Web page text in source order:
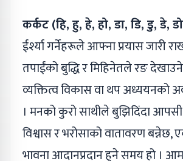
कर्कट (हि, हु, हे, हो, डा, डि, डु, डे,
ईर्श्या गर्नेहरूले आफ्ना प्रयास जारी
तपाईंको बुद्धि र मिहिनेतले रङ
व्यक्तित्व विकास वा थप अध्ययनको
। मनको कुरो साथीले बुझिदिंदा
विश्वास र भरोसाको वातावरण बन्नेछ,
भावना आदानप्रदान हुने समय हो ।